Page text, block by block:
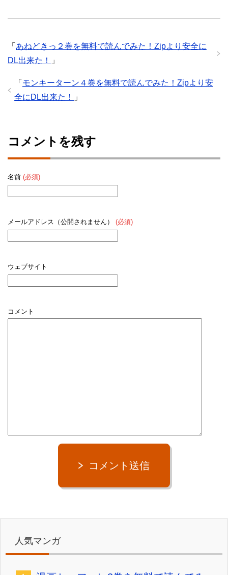
「 あねどきっ２巻を無料で読んでみた！Zipより安全に
DL出来た！
」
「 モンキーターン４巻を無料で読んでみた！Zipより安
全にDL出来た！
」
コメントを残す
名前 (必須)
メールアドレス（公開されません） (必須)
ウェブサイト
コメント
コメント送信
人気マンガ